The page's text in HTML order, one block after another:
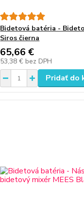
Bidetová batéria -
Siros čierna
65,66 €
53,38 € bez DPH
Pridať do